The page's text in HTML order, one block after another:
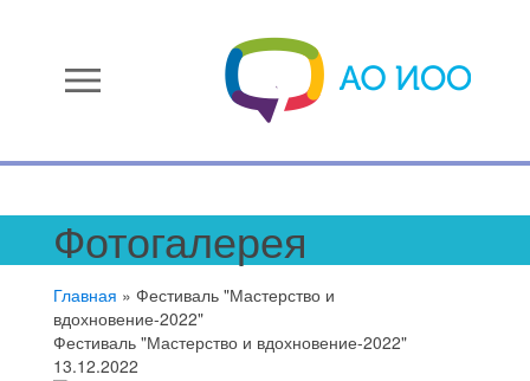
menu
Фотогалерея
Главная » Фестиваль "Мастерство и
вдохновение-2022"
Фестиваль "Мастерство и вдохновение-2022"
13.12.2022